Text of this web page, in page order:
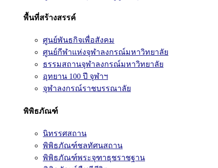
พื้นที่สร้างสรรค์
ศูนย์พันธกิจเพื่อสังคม
ศูนย์กีฬาแห่งจุฬาลงกรณ์มหาวิทยาลัย
ธรรมสถานจุฬาลงกรณ์มหาวิทยาลัย
อุทยาน 100 ปี จุฬาฯ
จุฬาลงกรณ์ราชบรรณาลัย
พิพิธภัณฑ์
นิทรรศสถาน
พิพิธภัณฑ์ชลทัศนสถาน
พิพิธภัณฑ์พระจุฑาธุชราชฐาน